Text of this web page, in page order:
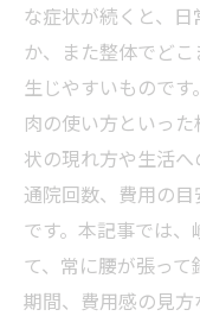
な症状が続くと、
か、また整体でど
生じやすいもので
肉の使い方といっ
状の現れ方や生活
通院回数、費用の
です。本記事では
て、常に腰が張っ
期間、費用感の見